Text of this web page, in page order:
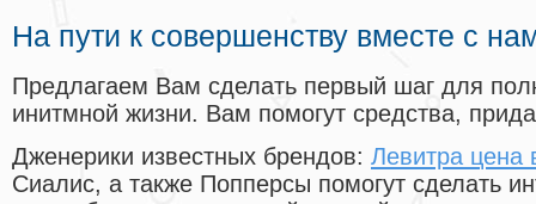
На пути к совершенству вместе с
Предлагаем Вам сделать первый шаг для
инитмной жизни. Вам помогут средства,
Дженерики известных брендов: Левитра цена
Сиалис, а также Попперсы помогут сделать